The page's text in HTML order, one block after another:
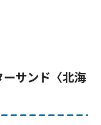
サンド〈北海